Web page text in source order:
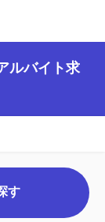
ルバイト求
す